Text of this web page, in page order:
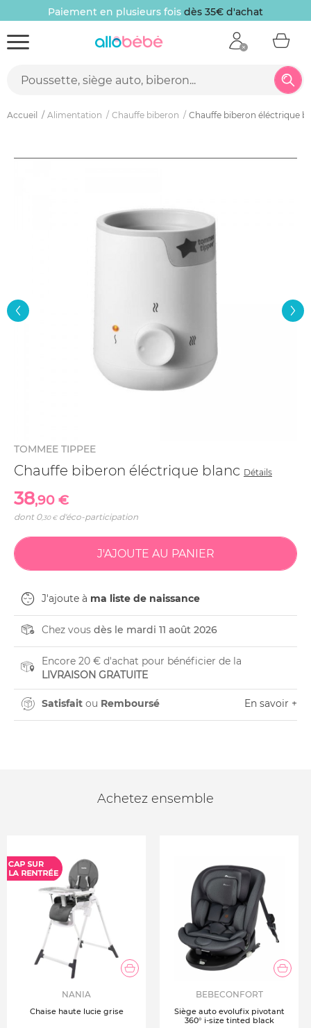
Paiement en plusieurs fois dès 35€ d'achat
Accueil Alimentation Chauffe biberon Chauffe biberon éléctrique
TOMMEE TIPPEE
Chauffe biberon éléctrique blanc Détails
38,90 €
dont 0,30 €d'éco-participation
J'ajoute à ma liste de naissance
Chez vous dès le mardi 11 août 2026
Encore 20 € d'achat pour bénéficier de la
LIVRAISON GRATUITE
Satisfait ou Remboursé En savoir +
Achetez ensemble
NANIA
Chaise haute lucie grise
BEBECONFORT
Siège auto evolufix pivotant
360° i-size tinted black